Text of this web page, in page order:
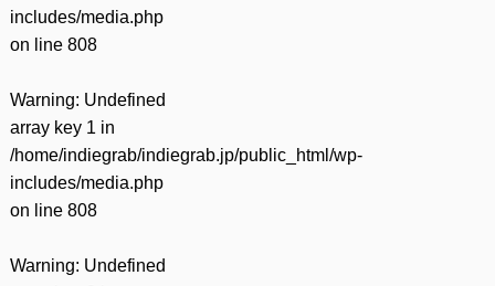
includes/media.php
on line 808
Warning: Undefined
array key 1 in
/home/indiegrab/indiegrab.jp/public_html/wp-
includes/media.php
on line 808
Warning: Undefined